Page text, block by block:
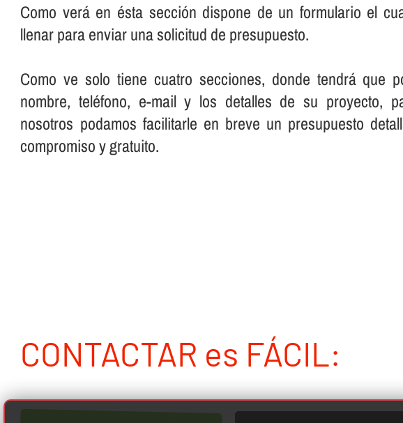
Como verá en ésta sección dispone de un formulario el
llenar para enviar una solicitud de presupuesto.
Como ve solo tiene cuatro secciones, donde tendrá que
nombre, teléfono, e-mail y los detalles de su proyecto,
nosotros podamos facilitarle en breve un presupuesto
compromiso y gratuito.
CONTACTAR es FÁCIL: